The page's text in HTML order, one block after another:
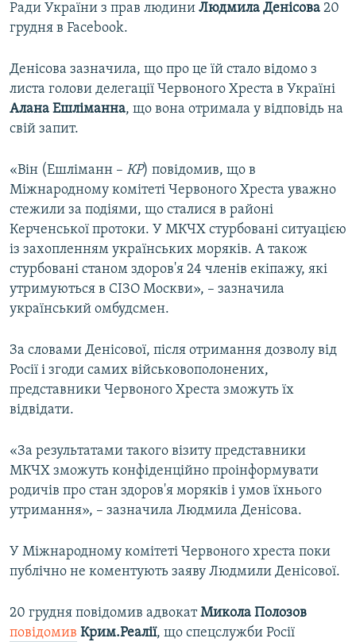
Ради України з прав людини Людмила Денісова 20
грудня в Facebook.
Денісова зазначила, що про це їй стало відомо з
листа голови делегації Червоного Хреста в Україні
Алана Ешліманна, що вона отримала у відповідь на
свій запит.
«Він (Ешліманн – КР) повідомив, що в
Міжнародному комітеті Червоного Хреста уважно
стежили за подіями, що сталися в районі
Керченської протоки. У МКЧХ стурбовані ситуацією
із захопленням українських моряків. А також
стурбовані станом здоров'я 24 членів екіпажу, які
утримуються в СІЗО Москви», – зазначила
український омбудсмен.
За словами Денісової, після отримання дозволу від
Росії і згоди самих військовополонених,
представники Червоного Хреста зможуть їх
відвідати.
«За результатами такого візиту представники
МКЧХ зможуть конфіденційно проінформувати
родичів про стан здоров'я моряків і умов їхнього
утримання», – зазначила Людмила Денісова.
У Міжнародному комітеті Червоного хреста поки
публічно не коментують заяву Людмили Денісової.
20 грудня повідомив адвокатМикола Полозов
повідомив Крим.Реалії, що спецслужби Росії